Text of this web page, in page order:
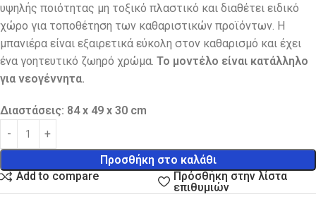
υψηλής ποιότητας μη τοξικό πλαστικό και διαθέτει ειδικό
χώρο για τοποθέτηση των καθαριστικών προϊόντων. Η
μπανιέρα είναι εξαιρετικά εύκολη στον καθαρισμό και έχει
ένα γοητευτικό ζωηρό χρώμα. Το μοντέλο είναι κατάλληλο
για νεογέννητα.
Διαστάσεις: 84 x 49 x 30 cm
Προσθήκη στο καλάθι
Add to compare
Πρόσθήκη στην λίστα
επιθυμιών